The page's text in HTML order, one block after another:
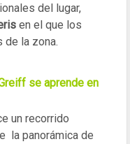
del lugar,
en el que los
de la zona.
se aprende en
un recorrido
la panorámica de